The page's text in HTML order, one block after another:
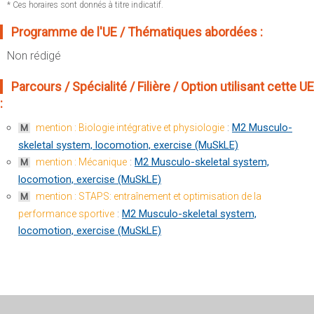
Sportives)
UFR FS (Chimie, Mathématique, Physique)
Informatique (Département Composante)
Fermer
Intranet des personnels
Moodle
Messagerie
Stage et emploi
Portefeuille d'Expériences et
de Compétences
Fermer
* Ces horaires sont donnés à titre indicatif.
Programme de l'UE / Thématiques abordées :
Non rédigé
Parcours / Spécialité / Filière / Option utilisant cette UE
:
M mention : Biologie intégrative et physiologie : M2 Musculo-
skeletal system, locomotion, exercise (MuSkLE)
M mention : Mécanique : M2 Musculo-skeletal system,
locomotion, exercise (MuSkLE)
M
mention : STAPS: entraînement et optimisation de la
performance sportive : M2 Musculo-skeletal system,
locomotion, exercise (MuSkLE)